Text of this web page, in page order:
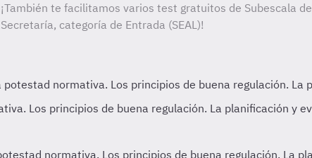
¡También te facilitamos varios test gratuitos de Subescala de
Secretaría, categoría de Entrada (SEAL)!